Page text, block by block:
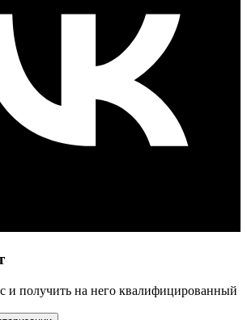
и получить на него квалифицированный